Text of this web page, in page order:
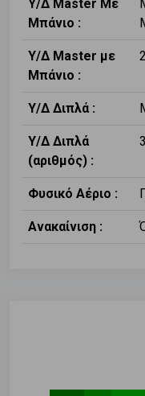
Υ/Δ Master Με
Μπάνιο :
Υ/Δ Master με
Μπάνιο :
2
Υ/Δ Διπλά :
Υ/Δ Διπλά
(αριθμός) :
3
Φυσικό Αέριο :
Ανακαίνιση :